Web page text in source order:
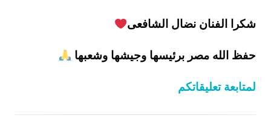
شكرا الفنان نضال الشافعى
حفظ الله مصر برئيسها وجيشها وشعبها
لمتابعة تعليقاتكم